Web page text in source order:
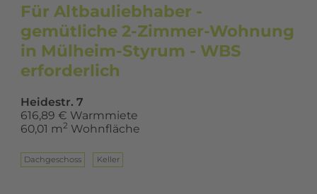
Für Altbauliebhaber -
gemütliche 2-Zimmer-Wohnung
in Mülheim-Styrum - WBS
erforderlich
Heidestr. 7
616,89 € Warmmiete
60,01 m2 Wohnfläche
Dach­ge­schoss Keller